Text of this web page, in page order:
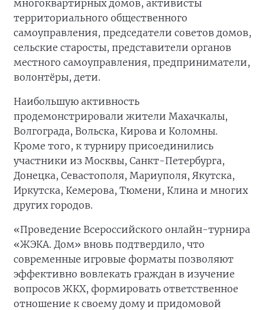
многоквартирных домов, активисты
территориального общественного
самоуправления, председатели советов домов,
сельские старосты, представители органов
местного самоуправления, предприниматели,
волонтёры, дети.
Наибольшую активность
продемонстрировали жители Махачкалы,
Волгограда, Вольска, Кирова и Коломны.
Кроме того, к турниру присоединились
участники из Москвы, Санкт-Петербурга,
Донецка, Севастополя, Мариуполя, Якутска,
Иркутска, Кемерова, Тюмени, Клина и многих
других городов.
«Проведение Всероссийского онлайн-турнира
«ЖЭКА. Дом» вновь подтвердило, что
современные игровые форматы позволяют
эффективно вовлекать граждан в изучение
вопросов ЖКХ, формировать ответственное
отношение к своему дому и придомовой